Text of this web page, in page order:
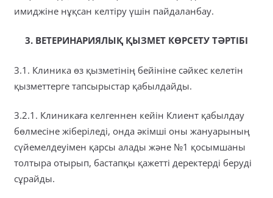
имиджіне нұқсан келтіру үшін пайдаланбау.
3. ВЕТЕРИНАРИЯЛЫҚ ҚЫЗМЕТ КӨРСЕТУ ТӘРТІБІ
3.1. Клиника өз қызметінің бейініне сәйкес келетін
қызметтерге тапсырыстар қабылдайды.
3.2.1. Клиникаға келгеннен кейін Клиент қабылдау
бөлмесіне жіберіледі, онда әкімші оны жануарының
сүйемелдеуімен қарсы алады және №1 қосымшаны
толтыра отырып, бастапқы қажетті деректерді беруді
сұрайды.